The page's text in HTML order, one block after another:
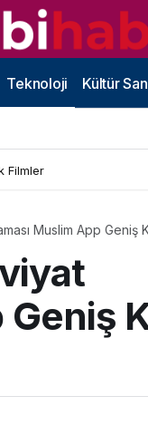
Teknoloji Kültür
Filmler
Muslim App Geniş